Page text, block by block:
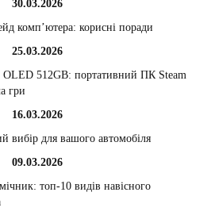
30.03.2026
комп’ютера: корисні поради
25.03.2026
OLED 512GB: портативний ПК Steam
гри
16.03.2026
вибір для вашого автомобіля
09.03.2026
топ-10 видів навісного